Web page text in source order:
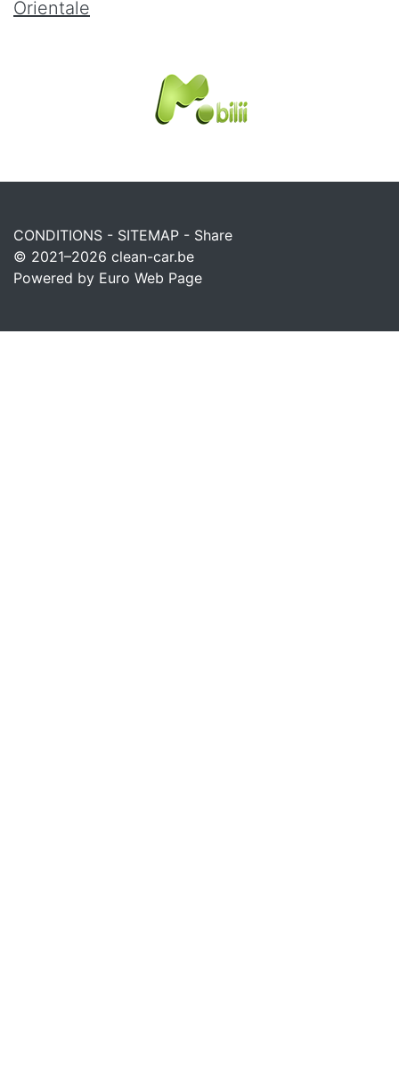
Orientale
CONDITIONS - SITEMAP - Share
© 2021–2026 clean-car.be
Powered by Euro Web Page